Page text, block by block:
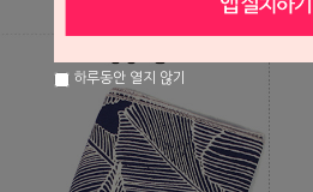
하루동안 열지 않기